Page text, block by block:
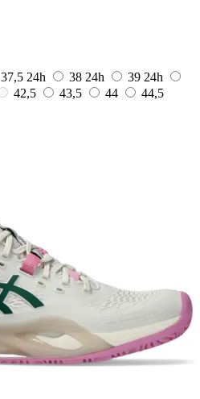
37,5 24h 38 24h 39 24h
42,5 43,5 44
44,5